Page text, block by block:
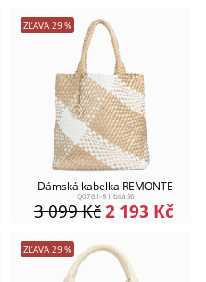
ZĽAVA 29%
Dámská kabelka REMONTE
Q0761-81 bílá S6
2 193 Kč
3 099Kč
ZĽAVA 29%